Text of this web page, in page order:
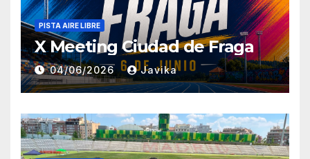
PISTA AIRE LIBRE
X Meeting Ciudad de Fraga
04/06/2026 Javika